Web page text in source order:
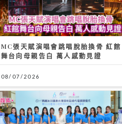
MC張天賦演唱會跳唱脫胎換骨 紅館
舞台向母親告白 萬人感動見證
08/07/2026